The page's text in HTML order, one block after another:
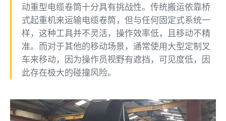
动重型电缆卷筒十分具有挑战性。传统搬运依靠桥
式起重机来运输电缆卷筒，但与任何固定式系统一
样，这种工具并不灵活，操作效率低，且移动不精
准。而对于其他的移动场景，通常使用大型定制叉
车来移动，因为操作员视野有遮挡，可见度低，因
此存在极大的碰撞风险。